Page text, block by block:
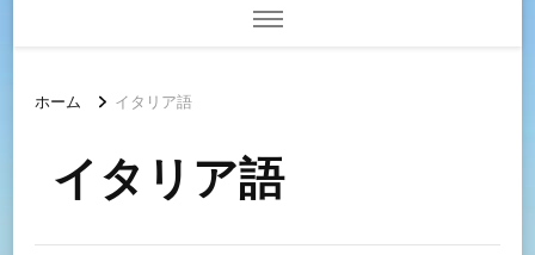
ホーム イタリア語
イタリア語